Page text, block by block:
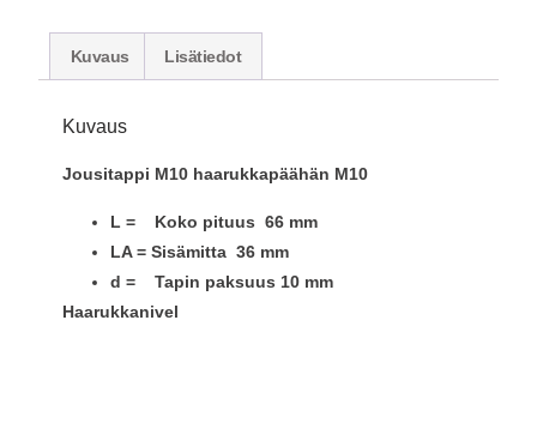
Kuvaus Lisätiedot
Kuvaus
Jousitappi M10 haarukkapäähän M10
L = Koko pituus 66 mm
LA = Sisämitta 36 mm
d = Tapin paksuus 10 mm
Haarukkanivel